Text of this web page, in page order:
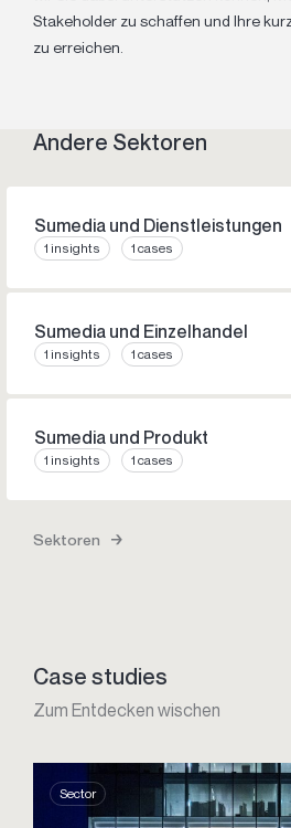
Stakeholder zu schaffen und Ihre
zu erreichen.
Andere Sektoren
Sumedia und Dienstleistungen
1 insights 1 cases
Sumedia und Einzelhandel
1 insights 1 cases
Sumedia und Produkt
1 insights 1 cases
Sektoren
Case studies
Zum Entdecken wischen
Sector